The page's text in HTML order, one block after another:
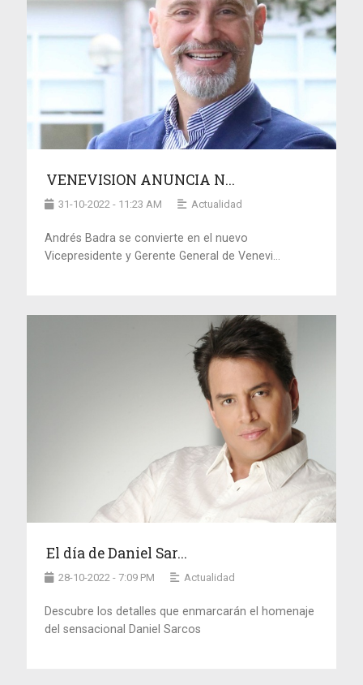
VENEVISION ANUNCIA N...
31-10-2022 - 11:23 AM Actualidad
Andrés Badra se convierte en el nuevo
Vicepresidente y Gerente General de Venevi...
El día de Daniel Sar...
28-10-2022 - 7:09 PM Actualidad
Descubre los detalles que enmarcarán el homenaje
del sensacional Daniel Sarcos